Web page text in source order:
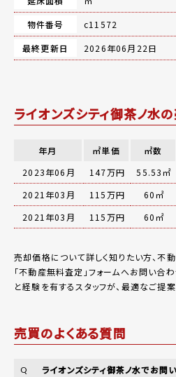
物件番号
c11572
最終更新日
2026年06月22日
ライオンズシティ御茶ノ水
年月 ㎡単価 ㎡数
2023年06月
147万円 55.53㎡
2021年03月
115万円 60㎡
2021年03月
115万円 60㎡
売却価格について詳しく知りたい方、不
「不動産無料査定 」フォームへお問い合わ
と経験を有するスタッフが、最適なご提案
売買のよくある質問
Q
ライオンズシティ御茶ノ水でお